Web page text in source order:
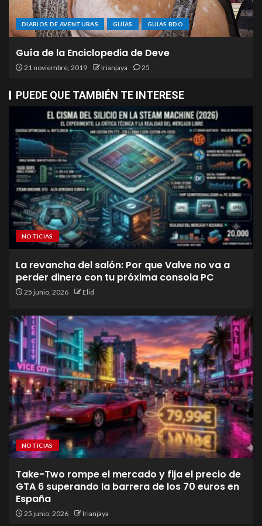
DIARIOS DE AVENTURAS GUÍAS GUIAS BDO
Guía de la Enciclopedia de Deve
21 noviembre, 2019 Irianjaya 25
PUEDE QUE TAMBIÉN TE INTERESE
NOTICIAS
La revancha del salón: Por que Valve no va a
perder dinero con tu próxima consola PC
25 junio, 2026 Elid
NOTICIAS
Take-Two rompe el mercado y fija el precio de
GTA 6 superando la barrera de los 70 euros en
España
25 junio, 2026 Irianjaya